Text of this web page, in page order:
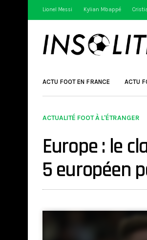
Lionel Messi Kylian Mbappé
ACTU FOOT EN FRANCE ACTU
ACTUALITÉ FOOT À L'ÉTRANGER
Europe : le
5 européen